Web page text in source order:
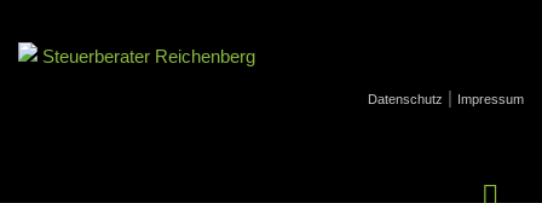
Datenschutz | Impressum